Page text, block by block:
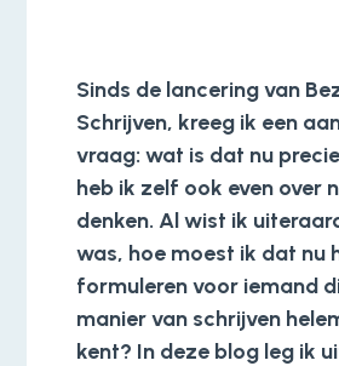
Sinds de lancering van
Schrijven, kreeg ik een
vraag: wat is dat nu
heb ik zelf ook even over
denken. Al wist ik
was, hoe moest ik dat nu
formuleren voor iemand
manier van schrijven
kent? In deze blog leg ik